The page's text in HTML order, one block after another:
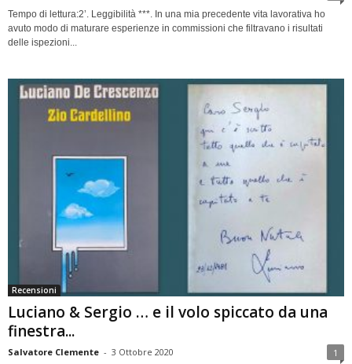
Tempo di lettura:2’. Leggibilità ***. In una mia precedente vita lavorativa ho
avuto modo di maturare esperienze in commissioni che filtravano i risultati
delle ispezioni...
Recensioni
Luciano & Sergio … e il volo spiccato da una
finestra...
Salvatore Clemente - 3 Ottobre 2020 1